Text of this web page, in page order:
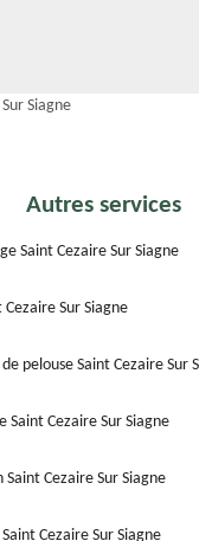
Siagne
Autres services
Saint Cezaire Sur Siagne
Sur Siagne
pelouse Saint Cezaire Sur
Saint Cezaire Sur Siagne
Cezaire Sur Siagne
Cezaire Sur Siagne